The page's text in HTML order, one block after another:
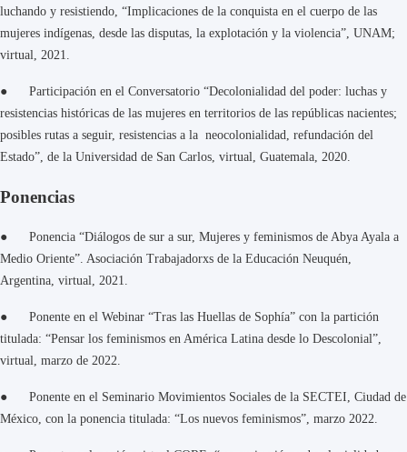
luchando y resistiendo, “Implicaciones de la conquista en el cuerpo de las
mujeres indígenas, desde las disputas, la explotación y la violencia”, UNAM;
virtual, 2021.
● Participación en el Conversatorio “Decolonialidad del poder: luchas y
resistencias históricas de las mujeres en territorios de las repúblicas nacientes;
posibles rutas a seguir, resistencias a la neocolonialidad, refundación del
Estado”, de la Universidad de San Carlos, virtual, Guatemala, 2020.
Ponencias
● Ponencia “Diálogos de sur a sur, Mujeres y feminismos de Abya Ayala a
Medio Oriente”. Asociación Trabajadorxs de la Educación Neuquén,
Argentina, virtual, 2021.
● Ponente en el Webinar “Tras las Huellas de Sophía” con la partición
titulada: “Pensar los feminismos en América Latina desde lo Descolonial”,
virtual, marzo de 2022.
● Ponente en el Seminario Movimientos Sociales de la SECTEI, Ciudad de
México, con la ponencia titulada: “Los nuevos feminismos”, marzo 2022.